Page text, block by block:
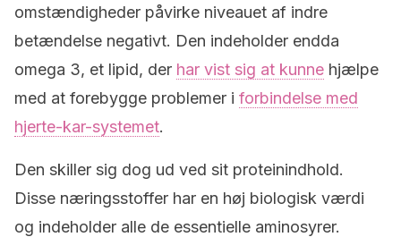
omstændigheder påvirke niveauet af indre
betændelse negativt. Den indeholder endda
omega 3, et lipid, der har vist sig at kunne hjælpe
med at forebygge problemer i forbindelse med
hjerte-kar-systemet.
Den skiller sig dog ud ved sit proteinindhold.
Disse næringsstoffer har en høj biologisk værdi
og indeholder alle de essentielle aminosyrer.